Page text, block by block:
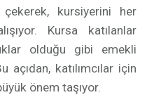
kursiyerini her
Kursa katılanlar
olduğu gibi emekli
katılımcılar için
önem taşıyor.